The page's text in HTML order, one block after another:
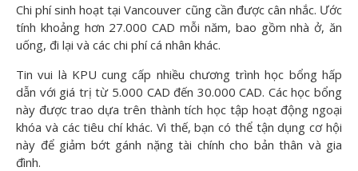
Chi phí sinh hoạt tại Vancouver cũng cần được cân nhắc. Ước
tính khoảng hơn 27.000 CAD mỗi năm, bao gồm nhà ở, ăn
uống, đi lại và các chi phí cá nhân khác.
Tin vui là KPU cung cấp nhiều chương trình học bổng hấp
dẫn với giá trị từ 5.000 CAD đến 30.000 CAD. Các học bổng
này được trao dựa trên thành tích học tập hoạt động ngoại
khóa và các tiêu chí khác. Vì thế, bạn có thể tận dụng cơ hội
này để giảm bớt gánh nặng tài chính cho bản thân và gia
đình.